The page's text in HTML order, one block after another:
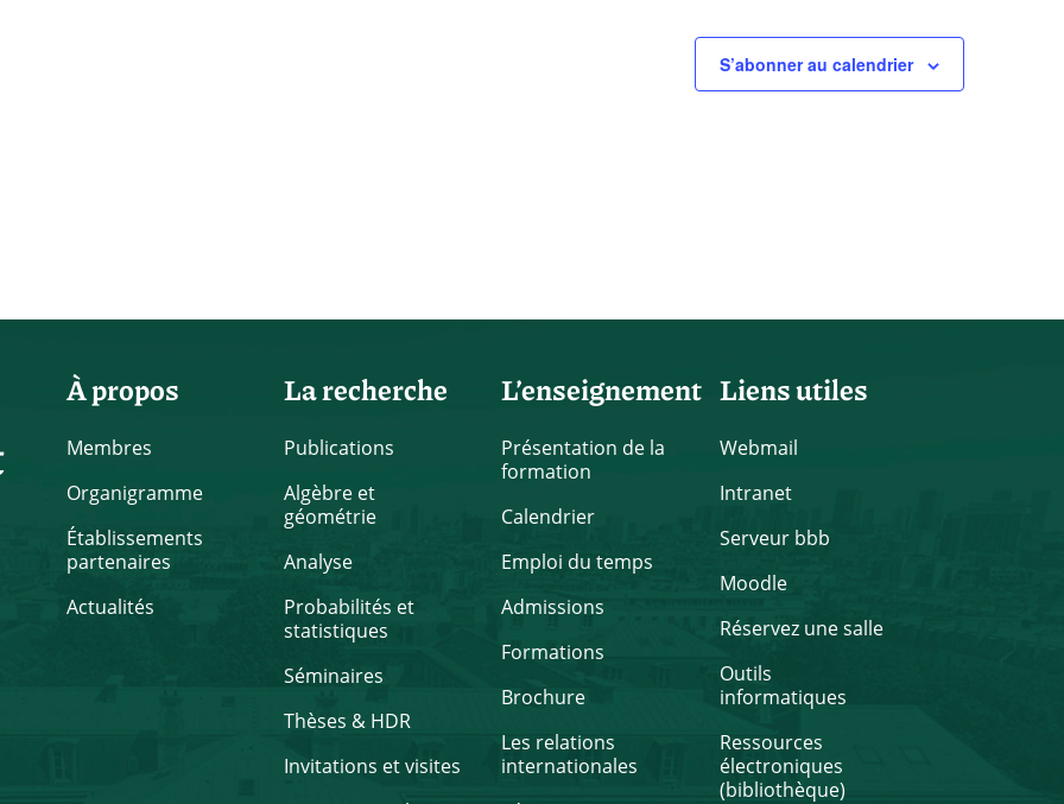
S’abonner au calendrier
À propos
Membres
Organigramme
Établissements
partenaires
Actualités
La recherche
Publications
Algèbre et
géométrie
Analyse
Probabilités et
statistiques
Séminaires
Thèses & HDR
Invitations et visites
L’enseignement
Présentation de la
formation
Calendrier
Emploi du temps
Admissions
Formations
Brochure
Les relations
internationales
Liens utiles
Webmail
Intranet
Serveur bbb
Moodle
Réservez une salle
Outils
informatiques
Ressources
électroniques
(bibliothèque)